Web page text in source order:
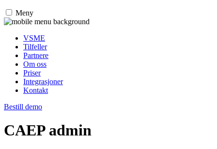
Meny
VSME
Tilfeller
Partnere
Om oss
Priser
Integrasjoner
Kontakt
Bestill demo
CAEP admin